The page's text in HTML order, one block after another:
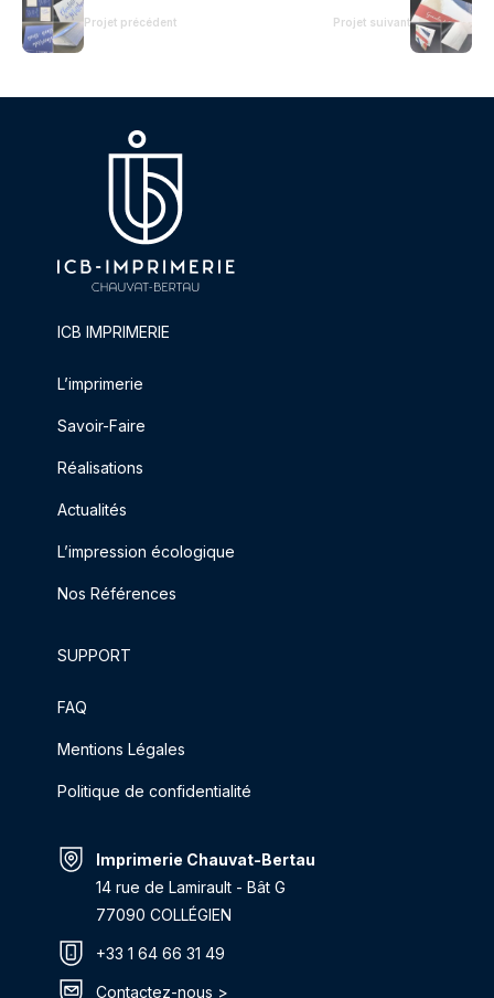
Projet précédent Projet suivant
ICB IMPRIMERIE
L’imprimerie
Savoir-Faire
Réalisations
Actualités
L’impression écologique
Nos Références
SUPPORT
FAQ
Mentions Légales
Politique de confidentialité
Imprimerie Chauvat-Bertau
14 rue de Lamirault - Bât G
77090 COLLÉGIEN
+33 1 64 66 31 49
Contactez-nous >